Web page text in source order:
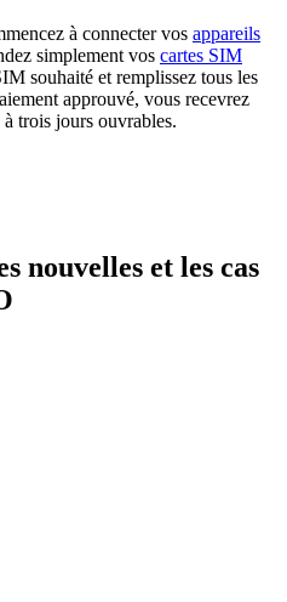
à connecter vos appareils
simplement vos cartes SIM
souhaité et remplissez tous les
approuvé, vous recevrez
trois jours ouvrables.
nouvelles et les cas